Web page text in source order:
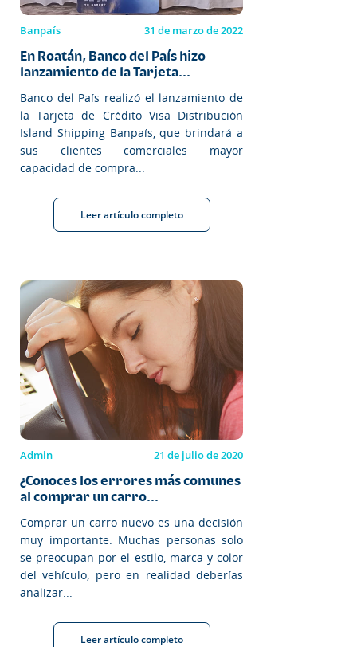
Banpaís 31 de marzo de 2022
En Roatán, Banco del País hizo
lanzamiento de la Tarjeta...
Banco del País realizó el lanzamiento de
la Tarjeta de Crédito Visa Distribución
Island Shipping Banpaís, que brindará a
sus clientes comerciales mayor
capacidad de compra...
Leer artículo completo
Admin 21 de julio de 2020
¿Conoces los errores más comunes
al comprar un carro...
Comprar un carro nuevo es una decisión
muy importante. Muchas personas solo
se preocupan por el estilo, marca y color
del vehículo, pero en realidad deberías
analizar...
Leer artículo completo